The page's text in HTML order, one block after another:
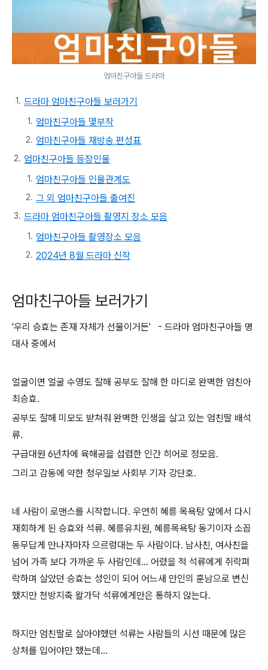
엄마친구아들 드라마
드라마 엄마친구아들 보러가기
엄마친구아들 몇부작
엄마친구아들 재방송 편성표
엄마친구아들 등장인물
엄마친구아들 인물관계도
그 외 엄마친구아들 출여진
드라마 엄마친구아들 촬영지 장소 모음
엄마친구아들 촬영장소 모음
2024년 8월 드라마 신작
엄마친구아들 보러가기
'우리 승효는 존재 자체가 선물이거든' - 드라마 엄마친구아들 명
대사 중에서
얼굴이면 얼굴 수영도 잘해 공부도 잘해 한 마디로 완벽한 엄친아
최승효.
공부도 잘해 미모도 받쳐줘 완벽한 인생을 살고 있는 엄친딸 배석
류.
구급대원 6년차에 육해공을 섭렵한 인간 히어로 정모음.
그리고 감동에 약한 청우일보 사회부 기자 강단호.
네 사람이 로맨스를 시작합니다. 우연히 혜릉 목욕탕 앞에서 다시
재회하게 된 승효와 석류. 혜릉유치원, 혜릉목욕탕 동기이자 소꼽
동무답게 만나자마자 으르렁대는 두 사람이다. 남사친, 여사친을
넘어 가족 보다 가까운 두 사람인데... 어렸을 적 석류에게 쥐락펴
락하며 살았던 승효는 성인이 되어 어느새 만인의 훈남으로 변신
했지만 천방지축 왈가닥 석류에게만은 통하지 않는다.
하지만 엄친딸로 살아야했던 석류는 사람들의 시선 때문에 많은
상처를 입어야만 했는데...